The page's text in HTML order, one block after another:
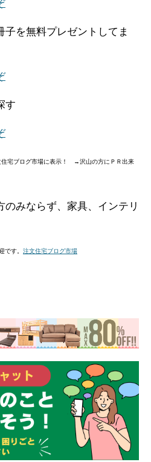
子を無料プレゼントしてま
す
宅ブログ市場に表示！ →沢山の方にＰＲ出来
みならず、家具、インテリ
です。 注文住宅ブログ市場